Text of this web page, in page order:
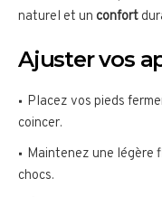
naturel et un confort
Ajuster vos
Placez vos pieds
coincer.
Maintenez une légère
chocs.